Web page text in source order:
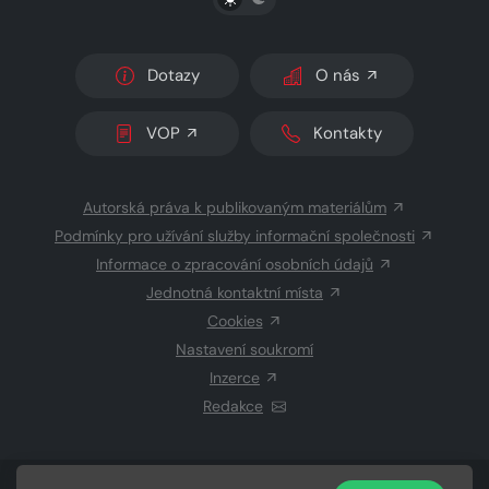
Dotazy O nás
VOP Kontakty
Autorská práva k publikovaným materiálům
Podmínky pro užívání služby informační společnosti
Informace o zpracování osobních údajů
Jednotná kontaktní místa
Cookies
Nastavení soukromí
Inzerce
Redakce